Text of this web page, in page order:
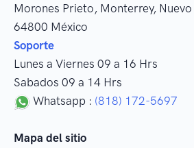
Morones Prieto, Monterrey,
64800 México
Soporte
Lunes a Viernes 09 a 16 Hrs
Sabados 09 a 14 Hrs
Whatsapp : (818) 172-5697
Mapa del sitio